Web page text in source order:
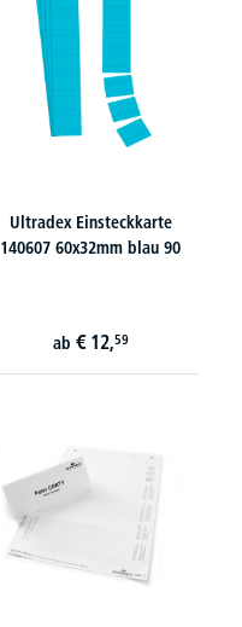
Ultradex Einsteckkarte
140607 60x32mm blau 90
ab € 12,59